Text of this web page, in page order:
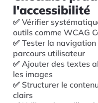
l'accessibilité
✅ Vérifier
outils comme WCAG
✅ Tester la
parcours utilisateur
✅ Ajouter des textes
les images
✅ Structurer le
clairs